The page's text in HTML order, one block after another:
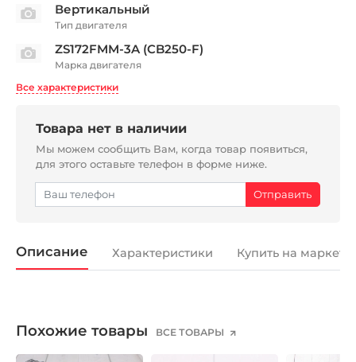
Вертикальный
Тип двигателя
ZS172FMM-3A (CB250-F)
Марка двигателя
Все характеристики
Товара нет в наличии
Мы можем сообщить Вам, когда товар появиться,
для этого оставьте телефон в форме ниже.
Описание Характеристики Купить на
Похожие товары ВСЕ ТОВАРЫ